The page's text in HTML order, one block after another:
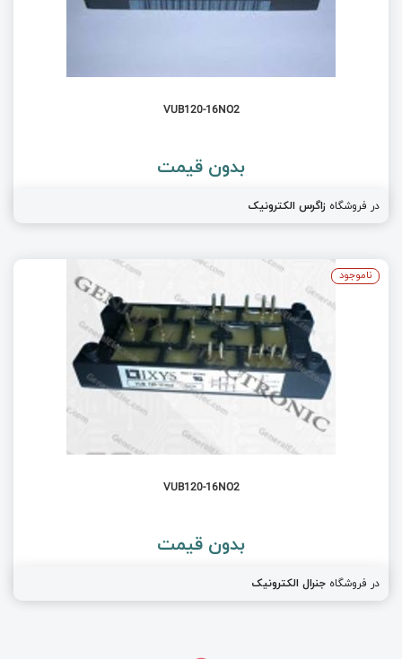
VUB120-16NO2
بدون قیمت
در فروشگاه زاگرس الکترونیک
VUB120-16NO2
بدون قیمت
در فروشگاه جنرال الکترونیک
ناموجود